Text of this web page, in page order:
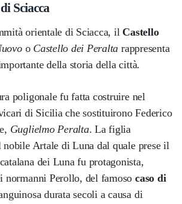
Sciacca
orientale di Sciacca, il Castello
o Castello dei Peralta rappresenta
della storia della città.
poligonale fu fatta costruire nel
di Sicilia che sostituirono Federico
Guglielmo Peralta. La figlia
Artale di Luna dal quale prese il
dei Luna fu protagonista,
normanni Perollo, del famoso caso di
durata secoli a causa di